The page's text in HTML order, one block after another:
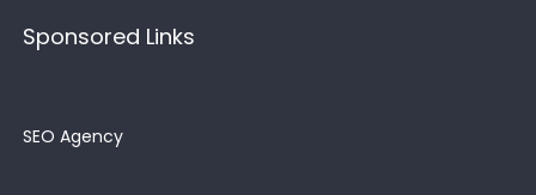
Sponsored Links
SEO Agency